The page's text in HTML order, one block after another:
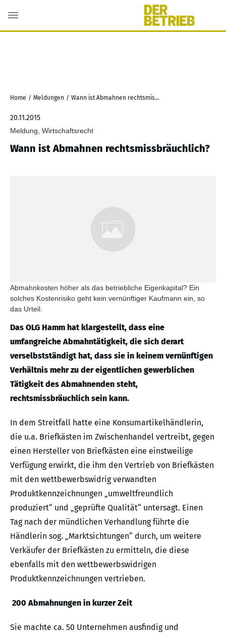
Home / Meldungen / Wann ist Abmahnen rechtsmissbräuchlich?
20.11.2015
Meldung, Wirtschaftsrecht
Wann ist Abmahnen rechtsmissbräuchlich?
Abmahnkosten höher als das betriebliche Eigenkapital? Ein
solches Kostenrisiko geht kein vernünftiger Kaufmann ein, so
das Urteil.
Das OLG Hamm hat klargestellt, dass eine
umfangreiche Abmahntätigkeit, die sich derart
verselbstständigt hat, dass sie in keinem vernünftigen
Verhältnis mehr zu der eigentlichen gewerblichen
Tätigkeit des Abmahnenden steht,
rechtsmissbräuchlich sein kann.
In dem Streitfall hatte eine Konsumartikelhändlerin,
die u.a. Briefkästen im Zwischenhandel vertreibt, gegen
einen Hersteller von Briefkästen eine einstweilige
Verfügung erwirkt, die ihm den Vertrieb von Briefkästen
mit den wettbewerbswidrig verwandten
Produktkennzeichnungen „umweltfreundlich
produziert“ und „geprüfte Qualität“ untersagt. Einen
Tag nach der mündlichen Verhandlung führte die
Händlerin sog. „Marktsichtungen“ durch, um weitere
Verkäufer der Briefkästen zu ermitteln, die diese
ebenfalls mit den wettbewerbswidrigen
Produktkennzeichnungen vertrieben.
200 Abmahnungen in kurzer Zeit
Sie machte ca. 50 Unternehmen ausfindig und